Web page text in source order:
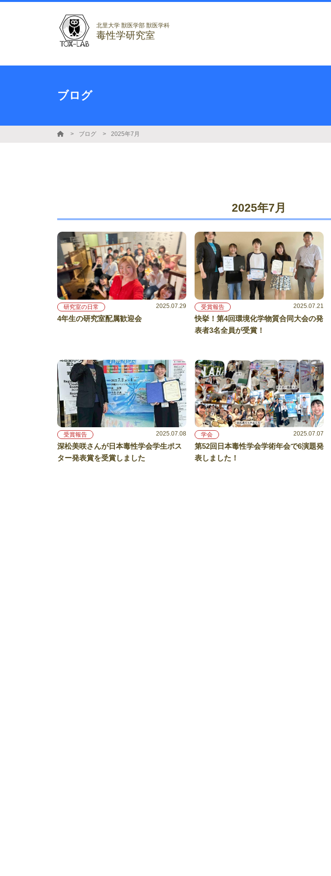
北里大学 獣医学部 獣医学科
毒性学研究室
ブログ
ブログ 2025年7月
2025年7月
研究室の日常 2025.07.29
4年生の研究室配属歓迎会
受賞報告 2025.07.21
快挙！第4回環境化学物質合同大会の発
表者3名全員が受賞！
受賞報告 2025.07.08
深松美咲さんが日本毒性学会学生ポス
ター発表賞を受賞しました
学会 2025.07.07
第52回日本毒性学会学術年会で6演題発
表しました！